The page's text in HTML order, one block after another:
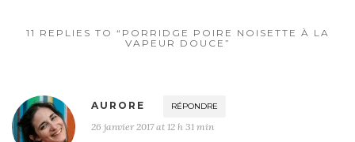
11 REPLIES TO “PORRIDGE POIRE NOISETTE À LA
VAPEUR DOUCE”
AURORE RÉPONDRE
26 janvier 2017 at 12 h 31 min